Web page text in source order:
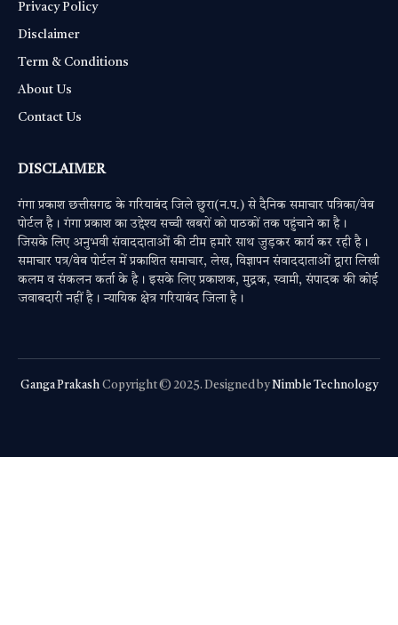
Privacy Policy
Disclaimer
Term & Conditions
About Us
Contact Us
DISCLAIMER
गंगा प्रकाश छत्तीसगढ के गरियाबंद जिले छुरा(न.प.) से दैनिक समाचार पत्रिका/वेब
पोर्टल है। गंगा प्रकाश का उद्देश्य सच्ची खबरों को पाठकों तक पहुंचाने का है।
जिसके लिए अनुभवी संवाददाताओं की टीम हमारे साथ जुड़कर कार्य कर रही है।
समाचार पत्र/वेब पोर्टल में प्रकाशित समाचार, लेख, विज्ञापन संवाददाताओं द्वारा लिखी
कलम व संकलन कर्ता के है। इसके लिए प्रकाशक, मुद्रक, स्वामी, संपादक की कोई
जवाबदारी नहीं है। न्यायिक क्षेत्र गरियाबंद जिला है।
Ganga Prakash Copyright © 2025. Designed byNimble Technology